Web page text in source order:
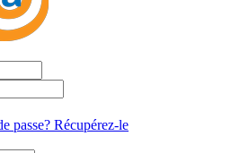
passe? Récupérez-le